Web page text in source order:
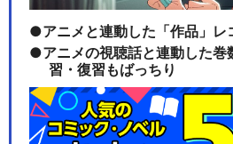
アニメと連動した「作品」レ
アニメの視聴話と連動した巻
習・復習もばっちり